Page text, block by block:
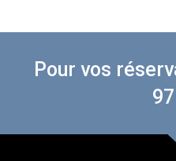
Pour vos